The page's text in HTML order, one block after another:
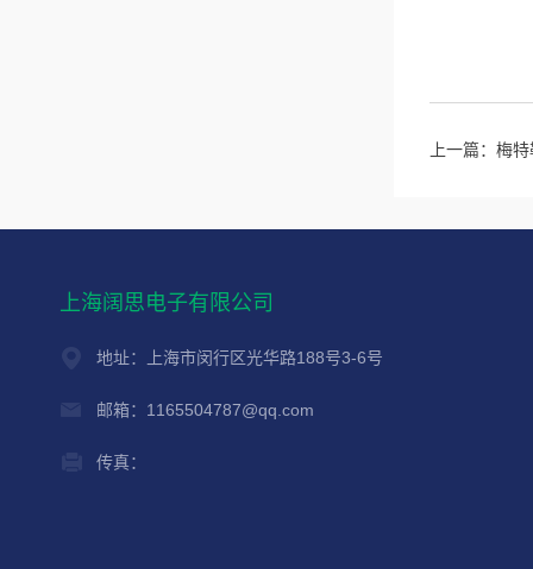
上一篇： 梅
上海阔思电子有限公司
地址：上海市闵行区光华路188号3-6号
邮箱：1165504787@qq.com
传真：